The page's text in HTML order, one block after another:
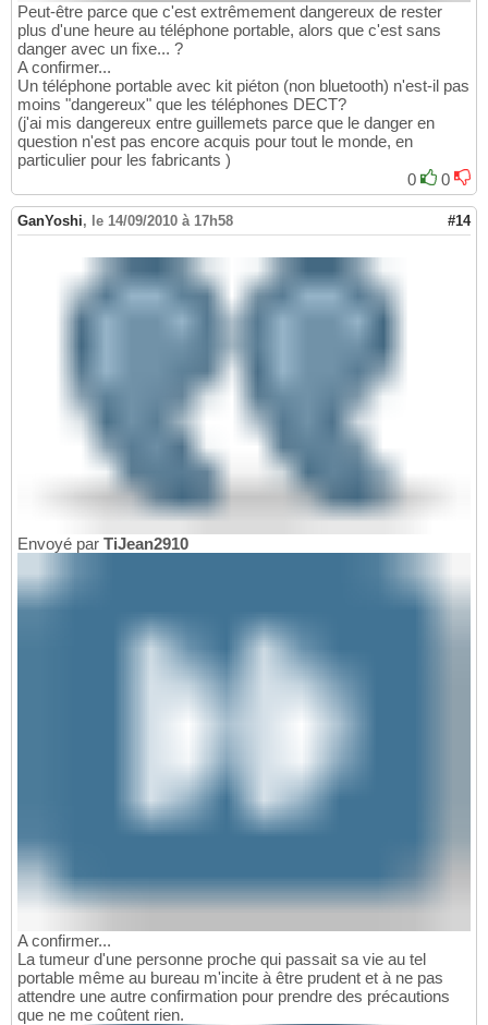
Peut-être parce que c'est extrêmement dangereux de rester
plus d'une heure au téléphone portable, alors que c'est sans
danger avec un fixe... ?
A confirmer...
Un téléphone portable avec kit piéton (non bluetooth) n'est-il pas
moins "dangereux" que les téléphones DECT?
(j'ai mis dangereux entre guillemets parce que le danger en
question n'est pas encore acquis pour tout le monde, en
particulier pour les fabricants )
0
0
GanYoshi, le 14/09/2010 à 17h58 #14
Envoyé par TiJean2910
A confirmer...
La tumeur d'une personne proche qui passait sa vie au tel
portable même au bureau m'incite à être prudent et à ne pas
attendre une autre confirmation pour prendre des précautions
que ne me coûtent rien.